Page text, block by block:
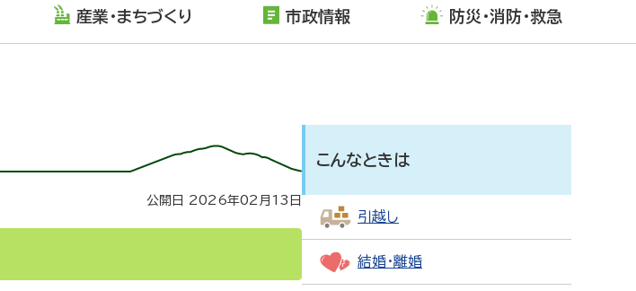
産業・まちづくり 市政情報 防災・消防・救急
公開日 2026年02月13日
こんなときは
引越し
結婚・離婚